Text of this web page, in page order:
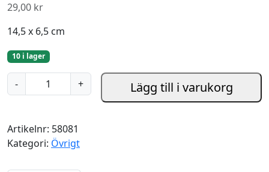
29,00 kr
14,5 x 6,5 cm
10 i lager
-
L
j
s
s
t
+ Lägg till i varukorg
Artikelnr: 58081
Kategori: Övrigt